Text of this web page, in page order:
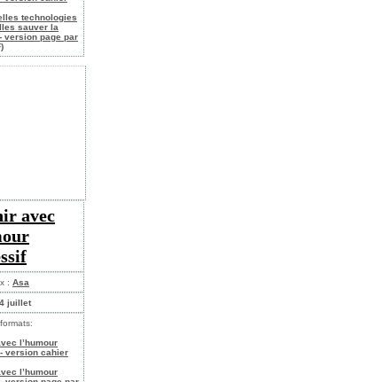
technologies
sauver la
version page par
avec
: Asa
juillet
l’humour
version cahier
l’humour